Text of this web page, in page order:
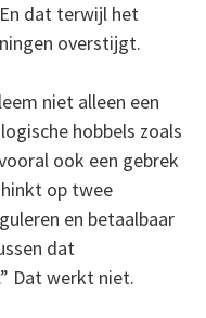
dat terwijl het
overstijgt.
niet alleen een
hobbels zoals
ook een gebrek
op twee
en betaalbaar
dat
Dat werkt niet.